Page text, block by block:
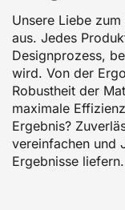
Unsere Liebe
aus. Jedes
Designprozess,
wird. Von der
Robustheit der
maximale
Ergebnis?
vereinfachen und
Ergebnisse liefern.